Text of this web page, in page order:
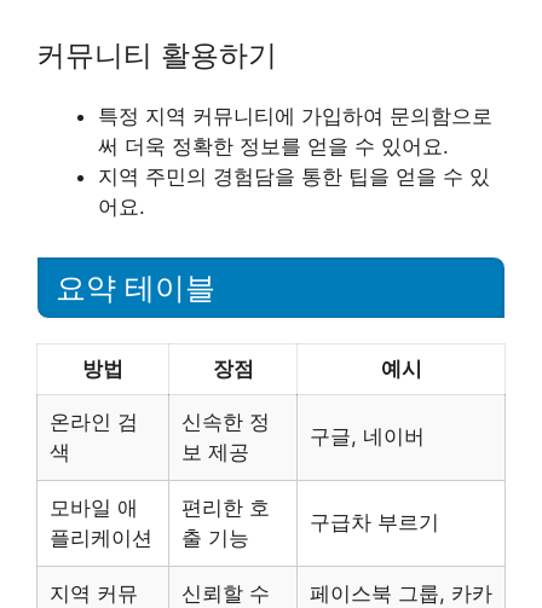
커뮤니티 활용하기
특정 지역 커뮤니티에 가입하여 문의함으로
써 더욱 정확한 정보를 얻을 수 있어요.
지역 주민의 경험담을 통한 팁을 얻을 수 있
어요.
요약 테이블
방법 장점 예시
온라인 검
색
신속한 정
보 제공
구글, 네이버
모바일 애
플리케이션
편리한 호
출 기능
구급차 부르기
지역 커뮤
신뢰할 수
페이스북 그룹, 카카